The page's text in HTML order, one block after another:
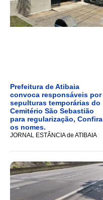
Prefeitura de Atibaia
convoca responsáveis por
sepulturas temporárias do
Cemitério São Sebastião
para regularização, Confira
os nomes.
JORNAL ESTÂNCIA de ATIBAIA